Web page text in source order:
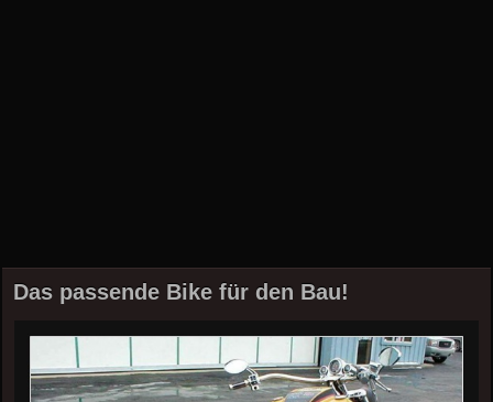
Das passende Bike für den Bau!